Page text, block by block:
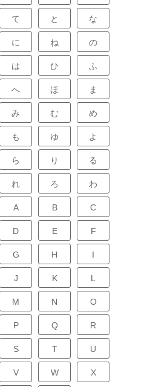
て と な
に ね の
は ひ ふ
へ ほ ま
み む め
も ゆ よ
ら り る
れ ろ わ
A B C
D E F
G H I
J K L
M N O
P Q R
S T U
V W X